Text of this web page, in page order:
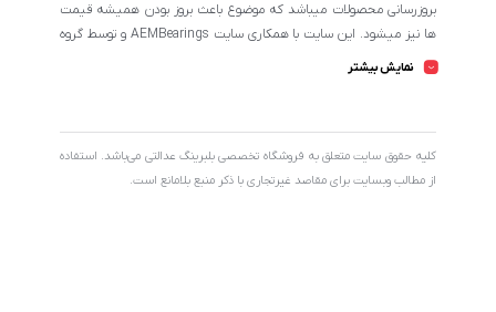
بروزرسانی محصولات میباشد که موضوع باعث بروز بودن همیشه قیمت
ها نیز میشود. این سایت با همکاری سایت AEMBearings و توسط گروه
فروشگاه انتخاب و خریداری نمایند.
نمایش بیشتر
کليه حقوق سايت متعلق به فروشگاه تخصصی بلبرینگ عدالتی می‌باشد. استفاده
از مطالب وبسایت برای مقاصد غیرتجاری با ذکر منبع بلامانع است.